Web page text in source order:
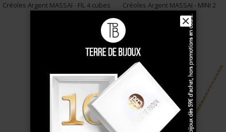
Créoles Argent MASSAI - FIL 4 cubes
NACRE Bi...
Créoles Argent MASSAI - MINI 2
cube NACRE, 1...
✕